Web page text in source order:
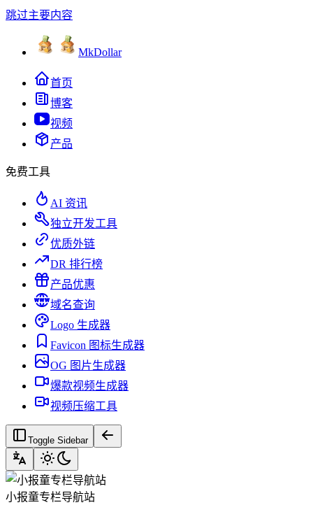
跳过主要内容
MkDollar
首页
博客
视频
产品
免费工具
AI 资讯
独立开发工具
优质外链
DR 排行榜
产品优惠
域名查询
Logo 生成器
Favicon 图标生成器
OG 图片生成器
爆款视频生成器
视频压缩工具
Toggle Sidebar
小报童专栏导航站